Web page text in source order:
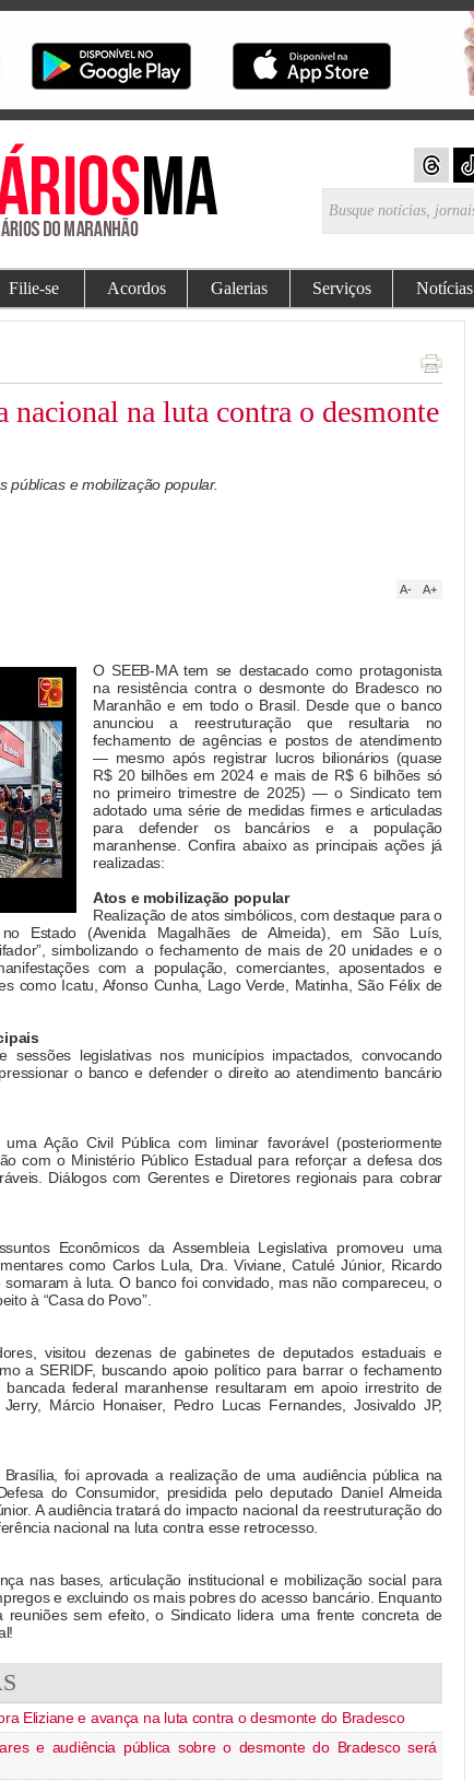
Filie-se Acordos Galerias Serviços Notícias
na luta contra o desmonte
públicas e mobilização popular.
A+
A-
O SEEB-MA tem se destacado como protagonista
na resistência contra o desmonte do Bradesco no
Maranhão e em todo o Brasil. Desde que o banco
anunciou a reestruturação que resultaria no
fechamento de agências e postos de atendimento
— mesmo após registrar lucros bilionários (quase
R$ 20 bilhões em 2024 e mais de R$ 6 bilhões só
no primeiro trimestre de 2025) — o Sindicato tem
adotado uma série de medidas firmes e articuladas
para defender os bancários e a população
maranhense. Confira abaixo as principais ações já
realizadas:
Atos e mobilização popular
Realização de atos simbólicos, com destaque para o
Estado (Avenida Magalhães de Almeida), em São Luís,
simbolizando o fechamento de mais de 20 unidades e o
com a população, comerciantes, aposentados e
como Icatu, Afonso Cunha, Lago Verde, Matinha, São Félix de
sessões legislativas nos municípios impactados, convocando
o banco e defender o direito ao atendimento bancário
Ação Civil Pública com liminar favorável (posteriormente
com o Ministério Público Estadual para reforçar a defesa dos
Diálogos com Gerentes e Diretores regionais para cobrar
Econômicos da Assembleia Legislativa promoveu uma
como Carlos Lula, Dra. Viviane, Catulé Júnior, Ricardo
à luta. O banco foi convidado, mas não compareceu, o
à “Casa do Povo”.
visitou dezenas de gabinetes de deputados estaduais e
a SERIDF, buscando apoio político para barrar o fechamento
federal maranhense resultaram em apoio irrestrito de
Márcio Honaiser, Pedro Lucas Fernandes, Josivaldo JP,
foi aprovada a realização de uma audiência pública na
do Consumidor, presidida pelo deputado Daniel Almeida
A audiência tratará do impacto nacional da reestruturação do
nacional na luta contra esse retrocesso.
nas bases, articulação institucional e mobilização social para
e excluindo os mais pobres do acesso bancário. Enquanto
sem efeito, o Sindicato lidera uma frente concreta de
Eliziane e avança na luta contra o desmonte do Bradesco
e audiência pública sobre o desmonte do Bradesco será